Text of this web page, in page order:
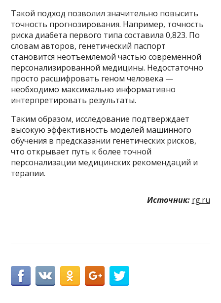
Такой подход позволил значительно повысить
точность прогнозирования. Например, точность
риска диабета первого типа составила 0,823. По
словам авторов, генетический паспорт
становится неотъемлемой частью современной
персонализированной медицины. Недостаточно
просто расшифровать геном человека —
необходимо максимально информативно
интерпретировать результаты.
Таким образом, исследование подтверждает
высокую эффективность моделей машинного
обучения в предсказании генетических рисков,
что открывает путь к более точной
персонализации медицинских рекомендаций и
терапии.
Источник: rg.ru